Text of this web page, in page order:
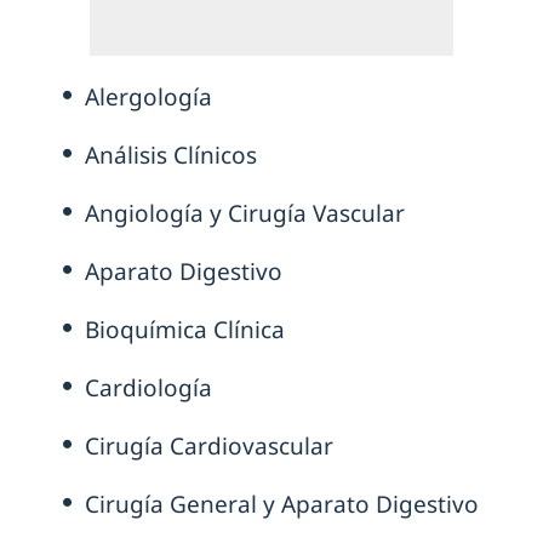
Alergología
Análisis Clínicos
Angiología y Cirugía Vascular
Aparato Digestivo
Bioquímica Clínica
Cardiología
Cirugía Cardiovascular
Cirugía General y Aparato Digestivo